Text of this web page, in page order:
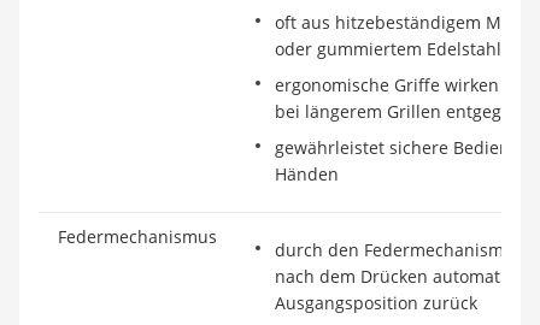
oft aus hitzebeständigem
oder gummiertem Edelstahl
ergonomische Griffe wirken
bei längerem Grillen entgegen
gewährleistet sichere
Händen
Federmechanismus
durch den Federmechanismus
nach dem Drücken
Ausgangsposition zurück